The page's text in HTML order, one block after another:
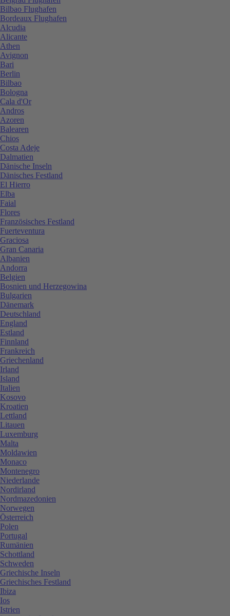
Bilbao Flughafen
Bordeaux Flughafen
Alcudia
Alicante
Athen
Avignon
Bari
Berlin
Bilbao
Bologna
Cala d'Or
Andros
Azoren
Balearen
Chios
Costa Adeje
Dalmatien
Dänische Inseln
Dänisches Festland
El Hierro
Elba
Faial
Flores
Französisches Festland
Fuerteventura
Graciosa
Gran Canaria
Albanien
Andorra
Belgien
Bosnien und Herzegowina
Bulgarien
Dänemark
Deutschland
England
Estland
Finnland
Frankreich
Griechenland
Irland
Island
Italien
Kosovo
Kroatien
Lettland
Litauen
Luxemburg
Malta
Moldawien
Monaco
Montenegro
Niederlande
Nordirland
Nordmazedonien
Norwegen
Österreich
Polen
Portugal
Rumänien
Schottland
Schweden
Griechische Inseln
Griechisches Festland
Ibiza
Ios
Istrien